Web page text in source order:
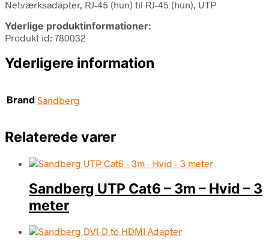
Netværksadapter, RJ-45 (hun) til RJ-45 (hun), UTP
Yderlige produktinformationer:
Produkt id: 780032
Yderligere information
Brand Sandberg
Relaterede varer
Sandberg UTP Cat6 – 3m – Hvid – 3
meter